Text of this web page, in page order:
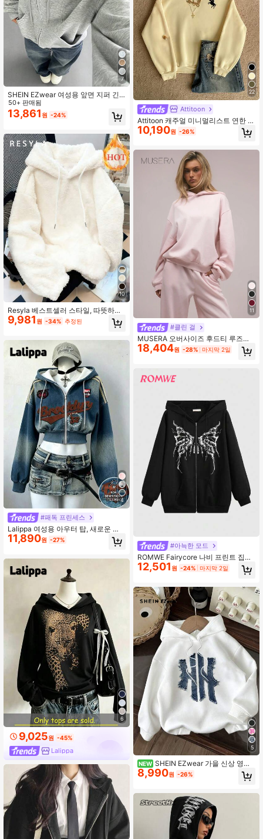
7
SHEIN EZwear 여성용 앞면 지퍼 긴
소매 포켓 후드티, 미니멀리스트 캐주
얼 졸업, 개학 의상, 졸업, 여교사용 의
상, 가을/겨울 개학
50+ 판매됨
13,861 원 -24%
10
Resyla 베스트셀러 스타일, 따뜻하고
부드럽고 부드러운 여성용 모조 양모
후드 스웨트셔츠, 가을과 겨울에 따뜻
근, 데이트 복장, 집에서 홈웨어에 적
합하며, 가을과 겨울에 따뜻하게 유지
하는 데 적합합니다.
9,981 원 -34% 추정된
4
#패독 프린세스
Lalippa 여성용 아우터 탑, 새로운 가
을 스타일, 가을/겨울에 적합, 쇼핑 &
스트리트웨어, 야외 사진 촬영, 스트리
트, 스트라이프, 후드 스웨트셔츠, 여
성용 크롭 스웨트셔츠
11,890원 -27%
6
9,025원 -45%
Lalippa
22
Attitoon
Attitoon 캐주얼 미니멀리스트 연한 노
란색 후드 긴팔 루즈핏 여성용 두꺼운
스웨트셔츠, 블랙 포니 로고 배치 프린
에 적합한 두꺼운 소재
10,190원 -26%
11
#클린 걸
MUSERA 오버사이즈 후드티 루즈핏
드롭 숄더 스웨트셔츠 개학 아늑한 귀
여운 캐주얼 모든 Y2K 스트리트웨어
18,404원 -28% 마지막 2일
#아늑한 모드
ROMWE Fairycore 나비 프린트 집업
후드, 학교, 긴팔 탑
12,501 원 -24% 마지막 2일
5
NEW SHEIN EZwear 가을 신상 영어
슬로건 시뮬레이션 실버 프린트 패턴
캐주얼 미니멀리스트 프린트 패턴 후
츠, 가을 상의, 일상 출퇴근, 모임, 가
을/겨울/봄/여름, 크리스마스, 새해, 추
수감사절, 파티, 결혼식, 해변, 졸업식,
우아한, 외출, 데이트, 출퇴근, 발렌타
인데이, 우아한, 휴가에 적합
8,990원 -26%